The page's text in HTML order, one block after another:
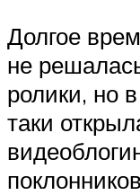
Долгое
не
ролики, но
таки